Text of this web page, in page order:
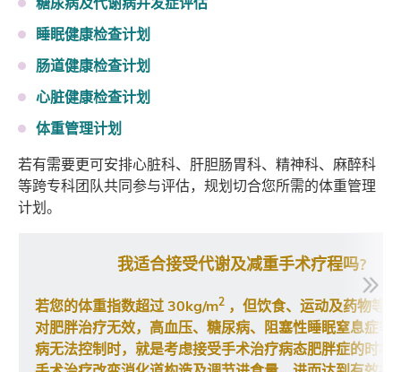
睡眠健康检查计划
肠道健康检查计划
心脏健康检查计划
体重管理计划
若有需要更可安排心脏科、肝胆肠胃科、精神科、麻醉科
等跨专科团队共同参与评估，规划切合您所需的体重管理
计划。
我适合接受代谢及减重手术疗程吗?
若您的体重指数超过 30kg/m2，但饮食、运动及药物等
对肥胖治疗无效，高血压、糖尿病、阻塞性睡眠窒息症等
病无法控制时，就是考虑接受手术治疗病态肥胖症的时机